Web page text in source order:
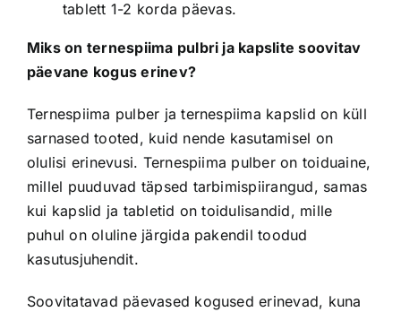
tablett 1-2 korda päevas.
Miks on ternespiima pulbri ja kapslite soovitav
päevane kogus erinev?
Ternespiima pulber ja ternespiima kapslid on küll
sarnased tooted, kuid nende kasutamisel on
olulisi erinevusi. Ternespiima pulber on toiduaine,
millel puuduvad täpsed tarbimispiirangud, samas
kui kapslid ja tabletid on toidulisandid, mille
puhul on oluline järgida pakendil toodud
kasutusjuhendit.
Soovitatavad päevased kogused erinevad, kuna